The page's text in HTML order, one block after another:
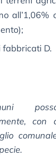
all’1,06%
D.
con